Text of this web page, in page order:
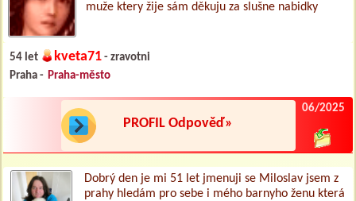
muže ktery žije sám děkuju za slušne nabidky
54 let kveta71 - zravotni
Praha - Praha-město
PROFIL Odpověď»
06/2025
Dobrý den je mi 51 let jmenuji se Miloslav jsem z
prahy hledám pro sebe i mého barnyho ženu která